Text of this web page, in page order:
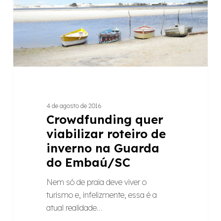
na
Guarda
4 de agosto de 2016
Crowdfunding quer
viabilizar roteiro de
inverno na Guarda
do Embaú/SC
Nem só de praia deve viver o
turismo e, infelizmente, essa é a
atual realidade…